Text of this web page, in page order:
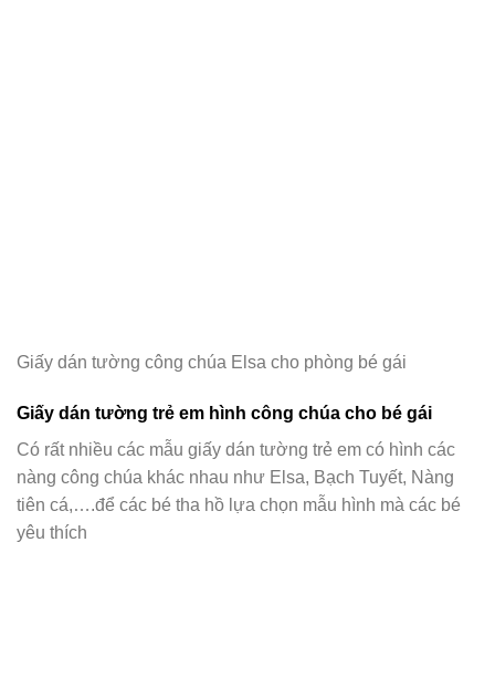
Giấy dán tường công chúa Elsa cho phòng bé gái
Giấy dán tường trẻ em hình công chúa cho bé gái
Có rất nhiều các mẫu giấy dán tường trẻ em có hình các
nàng công chúa khác nhau như Elsa, Bạch Tuyết, Nàng
tiên cá,….để các bé tha hồ lựa chọn mẫu hình mà các bé
yêu thích